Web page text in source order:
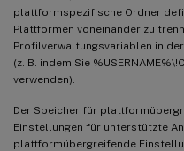
plattformspezifische Ordner
Plattformen voneinander zu
Profilverwaltungsvariablen in
(z. B. indem Sie
verwenden).
Der Speicher für
Einstellungen für unterstützte
plattformübergreifende